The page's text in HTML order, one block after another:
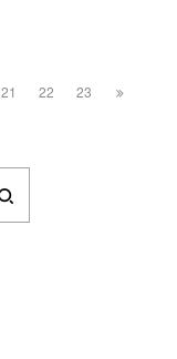
21 22 23